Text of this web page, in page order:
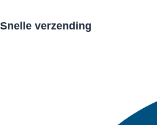
Snelle verzending